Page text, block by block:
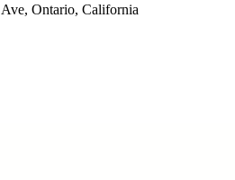
Ontario, California